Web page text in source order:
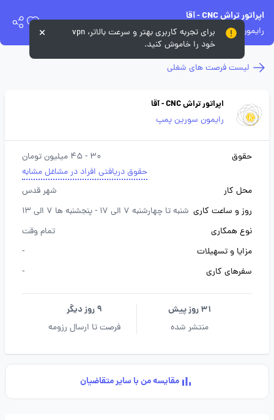
اپراتور تراش CNC - آقا
رایمون سورین پمپ
لیست فرصت های شغلی
اپراتور تراش CNC - آقا
رایمون سورین پمپ
حقوق
30 - 45 میلیون تومان
حقوق دریافتی افراد در مشاغل مشابه
محل کار
شهر قدس
روز و ساعت کاری شنبه تا چهارشنبه 7 الی 17 - پنجشنبه ها 7 الی 13
نوع همکاری
تمام وقت
مزایا و تسهیلات
-
سفرهای کاری
-
31 روز پیش
منتشر شده
9 روز دیگر
فرصت تا ارسال رزومه
مقایسه من با سایر متقاضیان
برای تجربه کاربری بهتر و سرعت بالاتر، vpn
خود را خاموش کنید.